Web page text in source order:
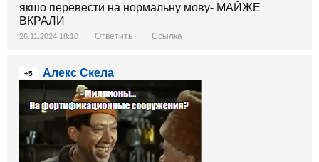
якшо перевести на нормальну мову- МАЙЖЕ
ВКРАЛИ
26.11.2024 18:10 Ответить Ссылка
+5 Алекс Скела